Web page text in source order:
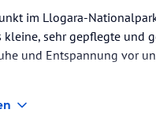
im Llogara-
kleine, sehr gepflegte und
und Entspannung vor